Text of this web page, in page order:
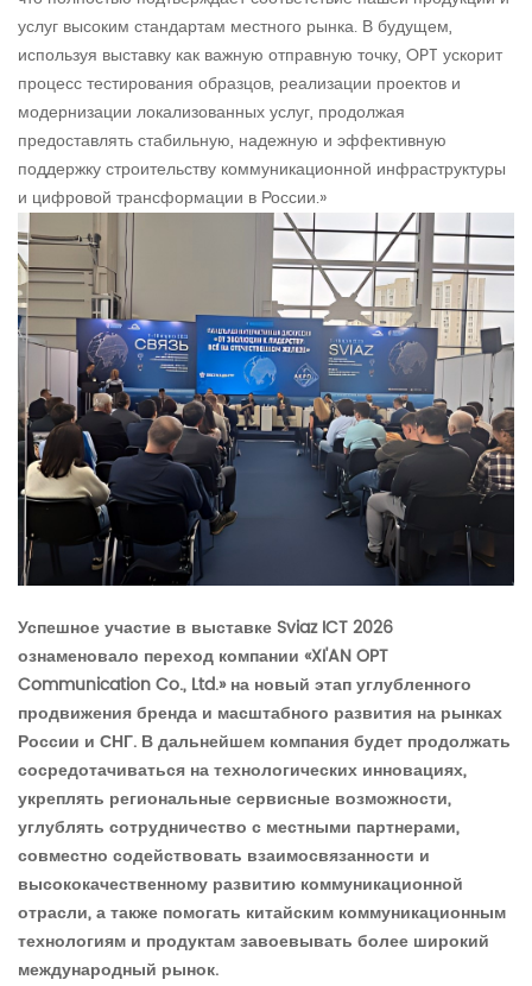
услуг высоким стандартам местного рынка. В будущем,
используя выставку как важную отправную точку, OPT ускорит
процесс тестирования образцов, реализации проектов и
модернизации локализованных услуг, продолжая
предоставлять стабильную, надежную и эффективную
поддержку строительству коммуникационной инфраструктуры
и цифровой трансформации в России.»
Успешное участие в выставке Sviaz ICT 2026
ознаменовало переход компании «XI'AN OPT
Communication Co., Ltd.» на новый этап углубленного
продвижения бренда и масштабного развития на рынках
России и СНГ. В дальнейшем компания будет продолжать
сосредотачиваться на технологических инновациях,
укреплять региональные сервисные возможности,
углублять сотрудничество с местными партнерами,
совместно содействовать взаимосвязанности и
высококачественному развитию коммуникационной
отрасли, а также помогать китайским коммуникационным
технологиям и продуктам завоевывать более широкий
международный рынок.